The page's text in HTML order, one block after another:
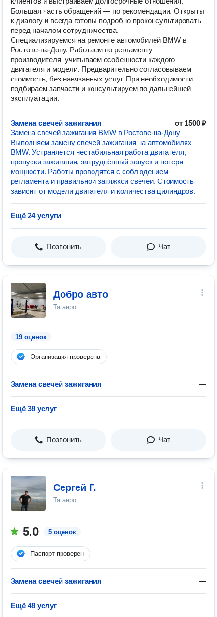
Большая часть обращений — по рекомендации. Открыты
к диалогу и всегда готовы подробно проконсультировать
перед началом сотрудничества.
Специализируемся на ремонте автомобилей BMW в
Ростове-на-Дону. Работаем по регламенту
производителя, учитываем особенности каждого
двигателя и модели. Предварительно согласовываем
стоимость, без навязанных услуг. При необходимости
подбираем запчасти и консультируем по дальнейшей
эксплуатации.
Замена свечей зажигания
от 1500 ₽
Замена свечей зажигания BMW в Ростове-на-Дону
Выполняем замену свечей зажигания на автомобилях
BMW. Устраняется нестабильная работа двигателя,
пропуски зажигания, затруднённый запуск и потеря
мощности. Работы проводятся с соблюдением
регламента и правильной затяжкой свечей. Стоимость
зависит от модели двигателя и количества цилиндров.
Ещё 24 услуги
Позвонить Чат
Добро авто
Таганрог
19 оценок
Организация проверена
Замена свечей зажигания —
Ещё 38 услуг
Позвонить Чат
Сергей Г.
Таганрог
5.0 5 оценок
Паспорт проверен
Замена свечей зажигания —
Ещё 48 услуг